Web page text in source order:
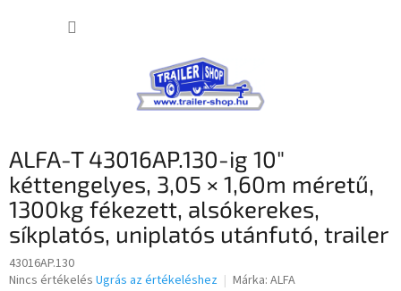
ALFA-T 43016AP.130-ig 10″
kéttengelyes, 3,05 × 1,60m méretű,
1300kg fékezett, alsókerekes,
síkplatós, uniplatós utánfutó, trailer
43016AP.130
A
Nincs értékelés Ugrás az értékeléshez Márka: ALFA